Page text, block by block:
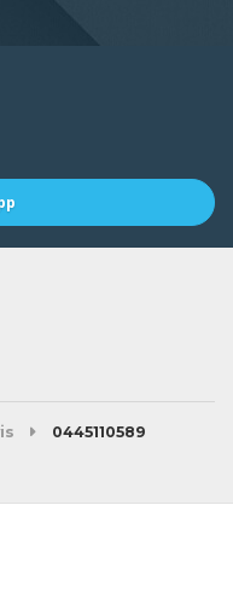
0445110589